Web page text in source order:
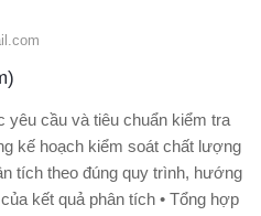
yêu cầu và tiêu chuẩn kiểm tra
kế hoạch kiểm soát chất lượng
tích theo đúng quy trình, hướng
kết quả phân tích • Tổng hợp